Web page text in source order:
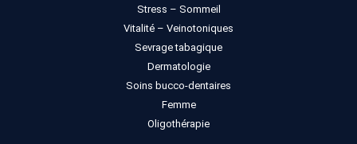
Stress – Sommeil
Vitalité – Veinotoniques
Sevrage tabagique
Dermatologie
Soins bucco-dentaires
Femme
Oligothérapie